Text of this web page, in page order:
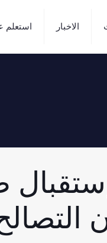
الاخبار استعلم